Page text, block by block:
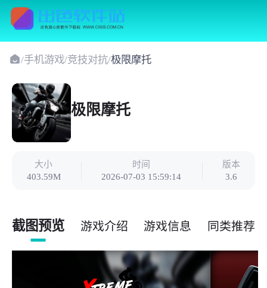
/手机游戏/竞技对抗/极限摩托
极限摩托
大小
403.59M
时间
2026-07-03 15:59:14
版本
3.6
截图预览 游戏介绍 游戏信息 同类推荐